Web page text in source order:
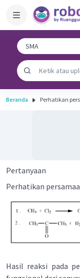
Beranda
Pertanyaan
Perhatikan
Hasil reaksi pada